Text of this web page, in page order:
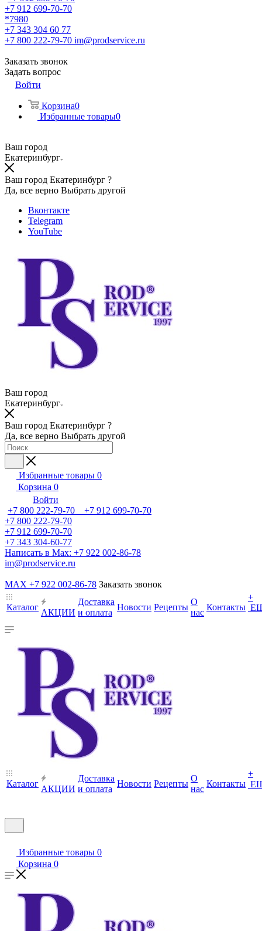
+7 912 699-70-70
*7980
+7 343 304 60 77
+7 800 222-79-70 im@prodservice.ru
Заказать звонок
Задать вопрос
Войти
Корзина0
Избранные товары0
Ваш город
Екатеринбург
Ваш город Екатеринбург ?
Да, все верно Выбрать другой
Вконтакте
Telegram
YouTube
Ваш город
Екатеринбург
Ваш город Екатеринбург ?
Да, все верно Выбрать другой
Избранные товары 0
Корзина 0
Войти
+7 800 222-79-70 +7 912 699-70-70
+7 800 222-79-70
+7 912 699-70-70
+7 343 304-60-77
Написать в Max: +7 922 002-86-78
im@prodservice.ru
MAX +7 922 002-86-78 Заказать звонок
Каталог
АКЦИИ
Доставка
и оплата
Новости Рецепты
О
нас
Контакты
+
Каталог
АКЦИИ
Доставка
и оплата
Новости Рецепты
О
нас
Контакты
+
Избранные товары 0
Корзина 0